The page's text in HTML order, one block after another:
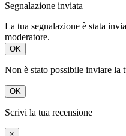
Segnalazione inviata
La tua segnalazione è stata
moderatore.
OK
Non è stato possibile inviare la
OK
Scrivi la tua recensione
×